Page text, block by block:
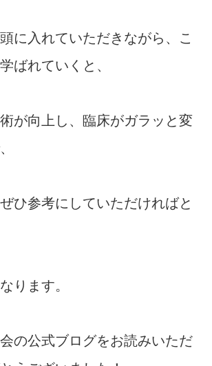
に入れていただきながら、こ
ばれていくと、
が向上し、臨床がガラッと変
ひ参考にしていただければと
ります。
の公式ブログをお読みいただ